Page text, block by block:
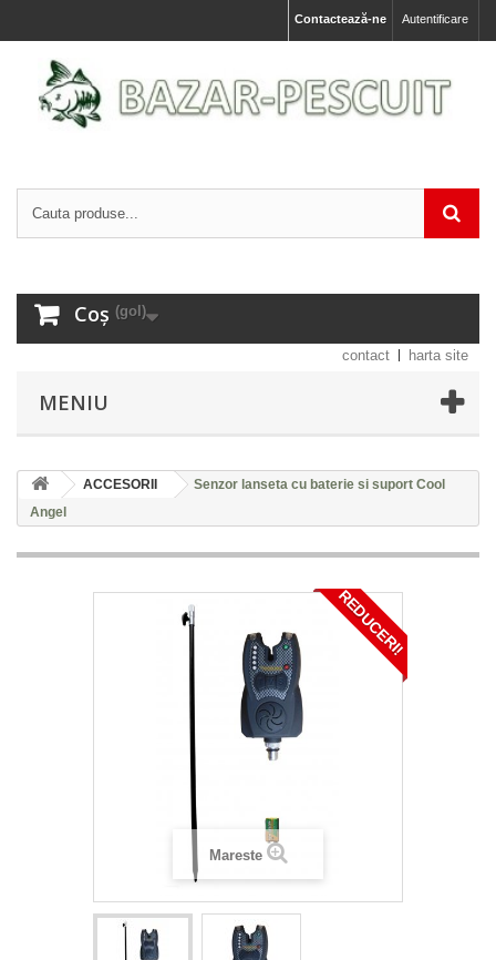
Autentificare
Contactează-ne
Coș (gol)
contact harta site
MENIU
ACCESORII
Senzor lanseta cu baterie si suport Cool
Angel
REDUCERI!
Mareste